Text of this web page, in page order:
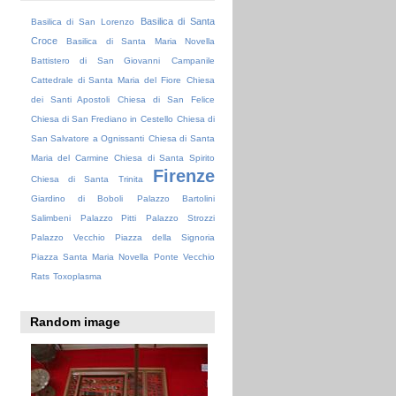
Basilica di San Lorenzo
Basilica di Santa
Croce
Basilica di Santa Maria Novella
Battistero di San Giovanni
Campanile
Cattedrale di Santa Maria del Fiore
Chiesa
dei Santi Apostoli
Chiesa di San Felice
Chiesa di San Frediano in Cestello Chiesa di
San Salvatore a Ognissanti Chiesa di Santa
Maria del Carmine
Chiesa di Santa Spirito
Chiesa di Santa Trinita Firenze
Giardino di Boboli
Palazzo Bartolini
Salimbeni
Palazzo Pitti
Palazzo Strozzi
Palazzo Vecchio
Piazza della Signoria
Piazza Santa Maria Novella
Ponte Vecchio
Rats Toxoplasma
Random image